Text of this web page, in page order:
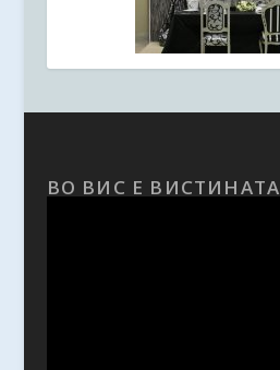
ВО ВИС Е ВИСТИНАТА